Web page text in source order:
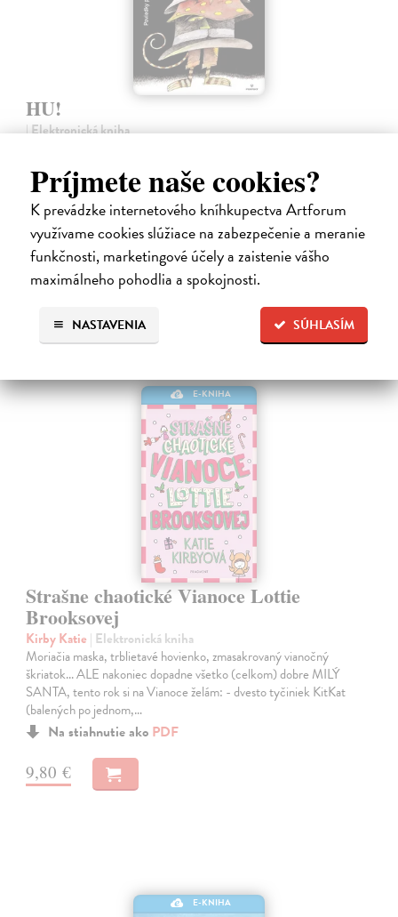
Príjmete naše cookies?
K prevádzke internetového kníhkupectva Artforum
využívame cookies slúžiace na zabezpečenie a meranie
funkčnosti, marketingové účely a zaistenie vášho
maximálneho pohodlia a spokojnosti.
SÚHLASÍM
NASTAVENIA
HU!
| Elektronická kniha
Zobrazujú svet plný fantázie, humoru, snov, túžby po šťastí i
problémy, ktoré…
Na stiahnutie ako PDF
3,20 €
E-KNIHA
Strašne chaotické Vianoce Lottie
Brooksovej
Kirby Katie | Elektronická kniha
Moriačia maska, trblietavé hovienko, zmasakrovaný vianočný
škriatok... ALE nakoniec dopadne všetko (celkom) dobre MILÝ
SANTA, tento rok si na Vianoce želám: - dvesto tyčiniek KitKat
(balených po jednom,…
Na stiahnutie ako PDF
9,80 €
E-KNIHA